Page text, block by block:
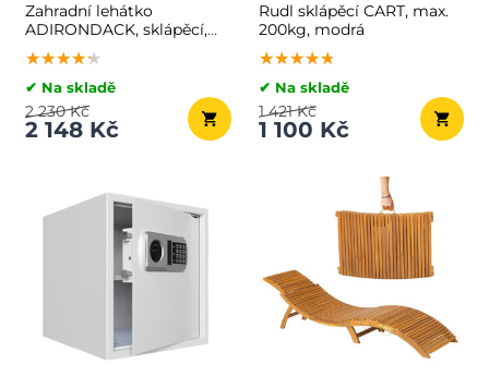
Zahradní lehátko
ADIRONDACK, sklápěcí,
69x84x94cm, přírodní
hnědá
★★★★★
★★★★★
★★★★★
✔ Na skladě
2 148 Kč
2 230 Kč
Rudl sklápěcí CART, max.
200kg, modrá
★★★★★
★★★★★
★★★★★
✔ Na skladě
1 100 Kč
1 421 Kč